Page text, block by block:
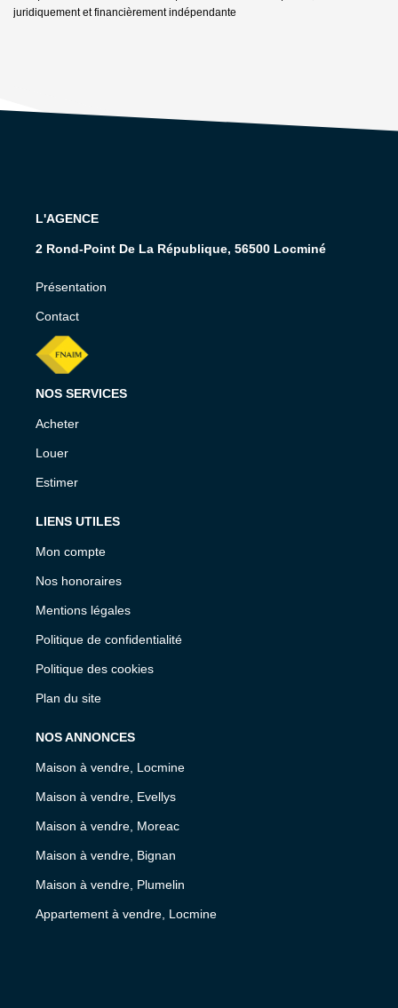
juridiquement et financièrement indépendante
L'AGENCE
2 Rond-Point De La République, 56500 Locminé
Présentation
Contact
NOS SERVICES
Acheter
Louer
Estimer
LIENS UTILES
Mon compte
Nos honoraires
Mentions légales
Politique de confidentialité
Politique des cookies
Plan du site
NOS ANNONCES
Maison à vendre, Locmine
Maison à vendre, Evellys
Maison à vendre, Moreac
Maison à vendre, Bignan
Maison à vendre, Plumelin
Appartement à vendre, Locmine